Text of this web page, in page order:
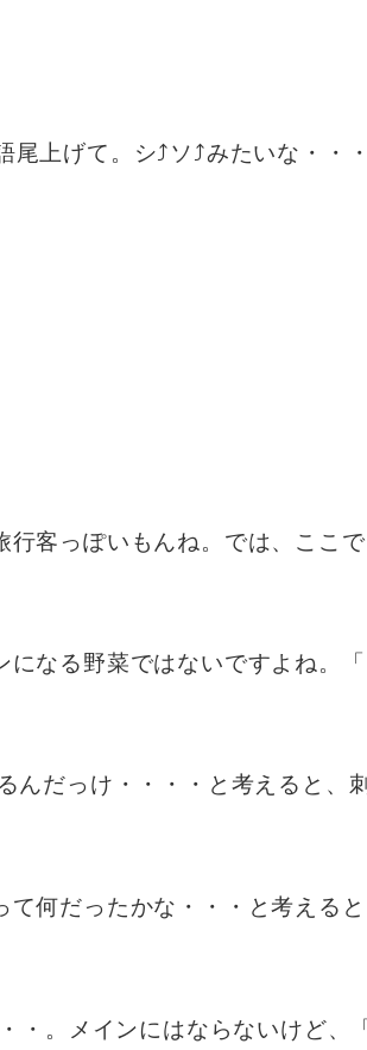
上げて。シ⤴︎ソ⤴︎みたいな・・・
客っぽいもんね。では、ここ
なる野菜ではないですよね。
んだっけ・・・・と考えると
何だったかな・・・と考える
・。メインにはならないけど